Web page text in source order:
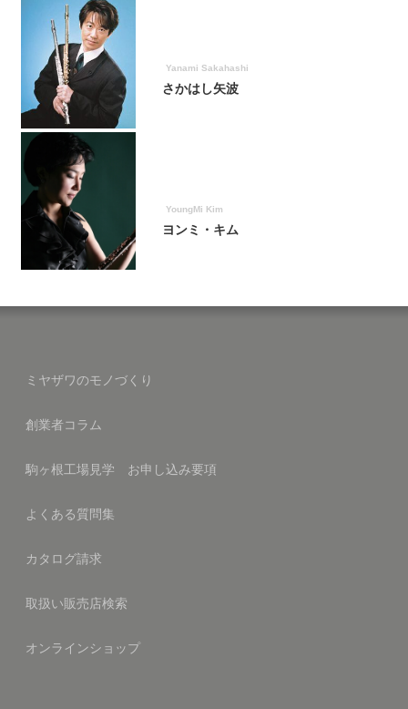
さかはし矢波
Yanami Sakahashi
ヨンミ・キム
YoungMi Kim
ミヤザワのモノづくり
創業者コラム
駒ヶ根工場見学 お申し込み要項
よくある質問集
カタログ請求
取扱い販売店検索
オンラインショップ